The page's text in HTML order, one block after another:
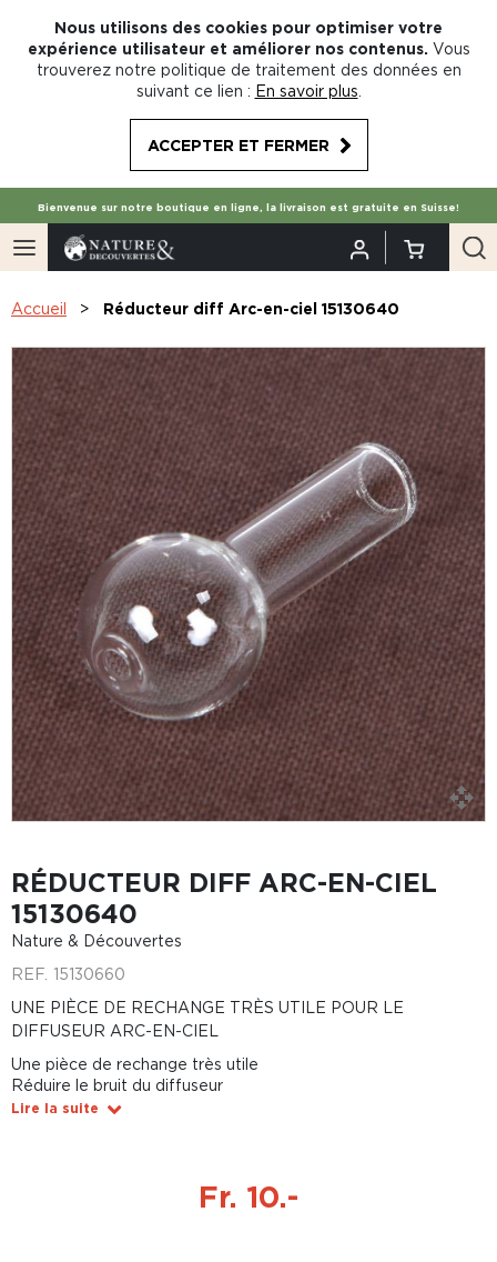
Nous utilisons des cookies pour optimiser votre
expérience utilisateur et améliorer nos contenus. Vous
trouverez notre politique de traitement des données en
suivant ce lien : En savoir plus
ACCEPTER ET FERMER
Bienvenue sur notre boutique en ligne, la livraison est gratuite en Suisse!
Accueil Réducteur diff Arc-en-ciel 15130640
RÉDUCTEUR DIFF ARC-EN-CIEL
15130640
Nature & Découvertes
REF. 15130660
UNE PIÈCE DE RECHANGE TRÈS UTILE POUR LE
DIFFUSEUR ARC-EN-CIEL
Une pièce de rechange très utile
Réduire le bruit du diffuseur
Lire la suite
Fr. 10.-